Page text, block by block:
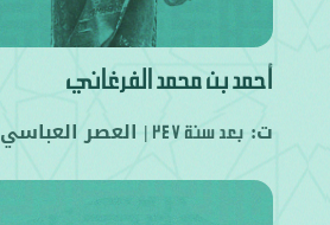
أحمد بن محمد الفرغاني
ت: بعد سنة 247 |العصر العباسي